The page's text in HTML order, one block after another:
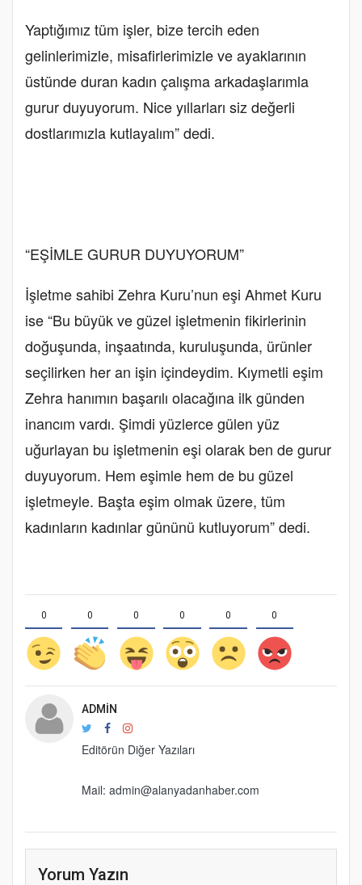
Yaptığımız tüm işler, bize tercih eden
gelinlerimizle, misafirlerimizle ve ayaklarının
üstünde duran kadın çalışma arkadaşlarımla
gurur duyuyorum. Nice yıllarları siz değerli
dostlarımızla kutlayalım” dedi.
“EŞİMLE GURUR DUYUYORUM”
İşletme sahibi Zehra Kuru’nun eşi Ahmet Kuru
ise “Bu büyük ve güzel işletmenin fikirlerinin
doğuşunda, inşaatında, kuruluşunda, ürünler
seçilirken her an işin içindeydim. Kıymetli eşim
Zehra hanımın başarılı olacağına ilk günden
inancım vardı. Şimdi yüzlerce gülen yüz
uğurlayan bu işletmenin eşi olarak ben de gurur
duyuyorum. Hem eşimle hem de bu güzel
işletmeyle. Başta eşim olmak üzere, tüm
kadınların kadınlar gününü kutluyorum” dedi.
0 0 0 0 0 0
ADMIN
Editörün Diğer Yazıları
Mail: admin@alanyadanhaber.com
Yorum Yazın